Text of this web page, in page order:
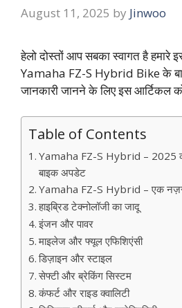
August 11, 2025 by Jinwoo
हेलो दोस्तों आप सबका स्वागत है
Yamaha FZ-S Hybrid Bikeके
जानकारी जानने के लिए इस आर्टिकल
Table of Contents
Yamaha FZ-S Hybrid – 2025
बाइक अपडेट
Yamaha FZ-S Hybrid – एक
हाइब्रिड टेक्नोलॉजी का जादू
इंजन और पावर
माइलेज और फ्यूल एफिशिएंसी
डिज़ाइन और स्टाइल
सेफ्टी और ब्रेकिंग सिस्टम
कंफर्ट और राइड क्वालिटी